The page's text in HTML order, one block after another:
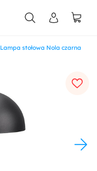
Lampa stołowa Nola czarna